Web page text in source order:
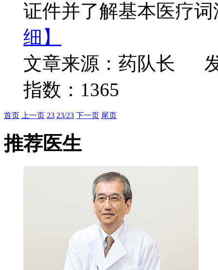
证件并了解基本医疗词
细】
文章来源：药队长
指数：1365
首页 上一页 23 23/23 下一页 尾页
推荐医生